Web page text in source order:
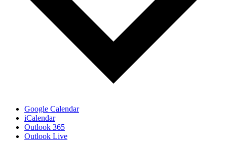
Google Calendar
iCalendar
Outlook 365
Outlook Live